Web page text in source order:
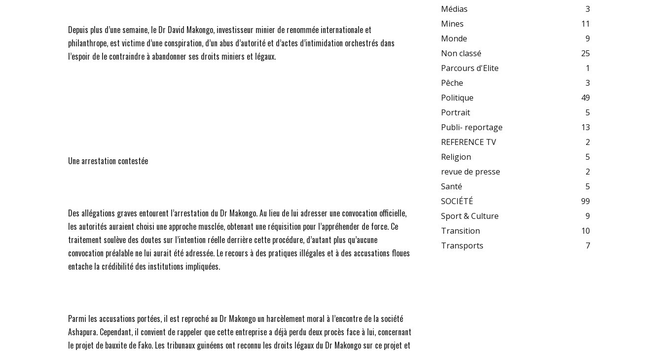
Depuis plus d’une semaine, le Dr David Makongo, investisseur minier de renommée internationale et
philanthrope, est victime d’une conspiration, d’un abus d’autorité et d’actes d’intimidation orchestrés dans
l’espoir de le contraindre à abandonner ses droits miniers et légaux.
Une arrestation contestée
Des allégations graves entourent l’arrestation du Dr Makongo. Au lieu de lui adresser une convocation officielle,
les autorités auraient choisi une approche musclée, obtenant une réquisition pour l’appréhender de force. Ce
traitement soulève des doutes sur l’intention réelle derrière cette procédure, d’autant plus qu’aucune
convocation préalable ne lui aurait été adressée. Le recours à des pratiques illégales et à des accusations floues
entache la crédibilité des institutions impliquées.
Parmi les accusations portées, il est reproché au Dr Makongo un harcèlement moral à l’encontre de la société
Ashapura. Cependant, il convient de rappeler que cette entreprise a déjà perdu deux procès face à lui, concernant
le projet de bauxite de Fako. Les tribunaux guinéens ont reconnu les droits légaux du Dr Makongo sur ce projet et
Médias
3
Mines
11
Monde
9
Non classé
25
Parcours d'Elite
1
Pêche
3
Politique
49
Portrait
5
Publi- reportage
13
REFERENCE TV
2
Religion
5
revue de presse
2
Santé
5
SOCIÉTÉ
99
Sport & Culture
9
Transition
10
Transports
7